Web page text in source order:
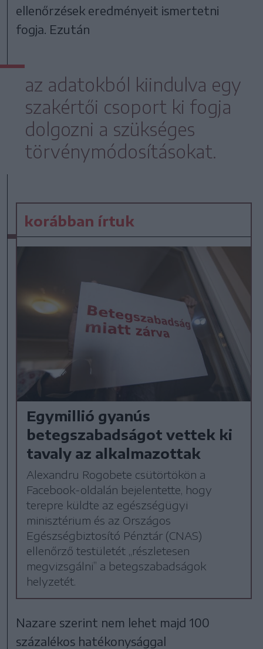
ellenőrzések eredményeit ismertetni
fogja. Ezután
az adatokból kiindulva egy
szakértői csoport ki fogja
dolgozni a szükséges
törvénymódosításokat.
korábban írtuk
Egymillió gyanús
betegszabadságot vettek ki
tavaly az alkalmazottak
Alexandru Rogobete csütörtökön a
Facebook-oldalán bejelentette, hogy
terepre küldte az egészségügyi
minisztérium és az Országos
Egészségbiztosító Pénztár (CNAS)
ellenőrző testületét „részletesen
megvizsgálni” a betegszabadságok
helyzetét.
Nazare szerint nem lehet majd 100
százalékos hatékonysággal